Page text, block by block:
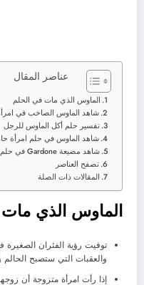
عناصر المقال
الماوس الذي مات في الحلم
شاهد الماوس الصاخب في
تفسير حلم أكل الماوس للرجل
شاهد الماوس في حلم امرأة
شاهد مضيعة Gardone في حلم متزوج لامرأة متزوجة
تصفح العناصر
المقالات ذات الصلة
الماوس الذي
توفيت رؤية الفئران
والعقبات التي ستصبح
إذا رأت امرأة متزوجة أن